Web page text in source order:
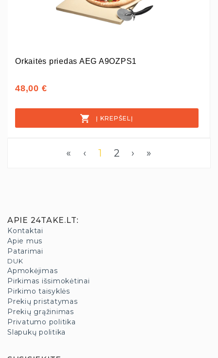
Orkaitės priedas AEG A9OZPS1
48,00 €
Į KREPŠELĮ
« ‹ 1 2 › »
APIE 24TAKE.LT:
Kontaktai
Apie mus
Patarimai
DUK
Apmokėjimas
Pirkimas išsimokėtinai
Pirkimo taisyklės
Prekių pristatymas
Prekių grąžinimas
Privatumo politika
Slapukų politika